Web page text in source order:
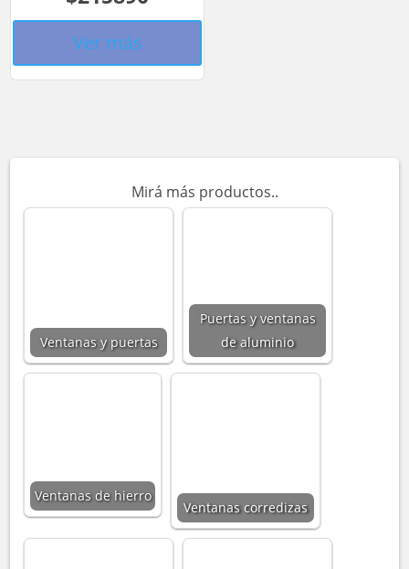
Ver más
Mirá más productos..
Ventanas y puertas
Puertas y ventanas
de aluminio
Ventanas de hierro
Ventanas corredizas